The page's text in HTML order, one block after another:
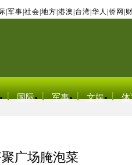
军事 社会 地方 港澳 台湾 华人 侨网
国际 军事 文娱 体
广场腌泡菜